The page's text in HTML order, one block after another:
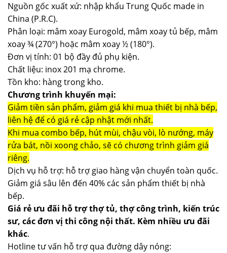
Nguồn gốc xuất xứ: nhập khẩu Trung Quốc made in
China (P.R.C).
Phân loại: mâm xoay Eurogold, mâm xoay tủ bếp, mâm
xoay ¾ (270°) hoặc mâm xoay ½ (180°).
Đơn vị tính: 01 bộ đầy đủ phụ kiện.
Chất liệu: inox 201 mạ chrome.
Tồn kho: hàng trong kho.
Chương trình khuyến mại:
Giảm tiền sản phẩm, giảm giá khi mua thiết bị nhà bếp,
liên hệ để có giá rẻ cập nhật mới nhất.
Khi mua combo bếp, hút mùi, chậu vòi, lò nướng, máy
rửa bát, nồi xoong chảo, sẽ có chương trình giảm giá
riêng.
Dịch vụ hỗ trợ: hỗ trợ giao hàng vận chuyển toàn quốc.
Giảm giá sâu lên đến 40% các sản phẩm thiết bị nhà
bếp.
Giá rẻ ưu đãi hỗ trợ thợ tủ, thợ công trình, kiến trúc
sư, các đơn vị thi công nội thất. Kèm nhiều ưu đãi
khác.
Hotline tư vấn hỗ trợ qua đường dây nóng: